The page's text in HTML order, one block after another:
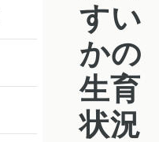
すい
かの
生育
状況